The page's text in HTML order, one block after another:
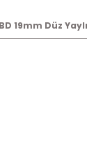
19mm Düz